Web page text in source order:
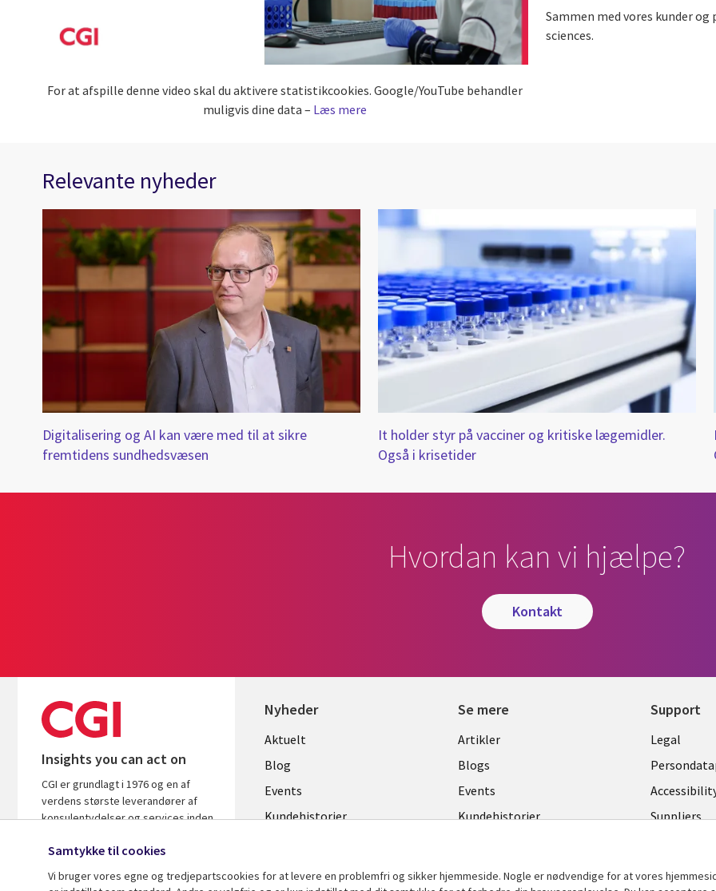
For at afspille denne video skal du aktivere statistikcookies. Google/YouTube behandler
muligvis dine data – Læs mere
Sammen med vores kunder
sciences.
Relevante nyheder
Digitalisering og AI kan være med til at sikre
fremtidens sundhedsvæsen
It holder styr på vacciner og kritiske lægemidler.
Også i krisetider
Hvordan kan vi hjælpe?
kontakt
Insights you can act on
CGI er grundlagt i 1976 og en af
verdens største leverandører af
konsulentydelser og services inden
leverer indsigt og løsninger, der
Nyheder
Useful
links
DENMARK
Aktuelt
Blog
Events
Kundehistorier
Se mere
Library
Links
DENMARK
Artikler
Blogs
Events
Kundehistorier
Support
Legal
Legal
Suppliers
Samtykke til cookies
Vi bruger vores egne og tredjepartscookies for at levere en problemfri og sikker hjemmeside. Nogle er nødvendige for at vores